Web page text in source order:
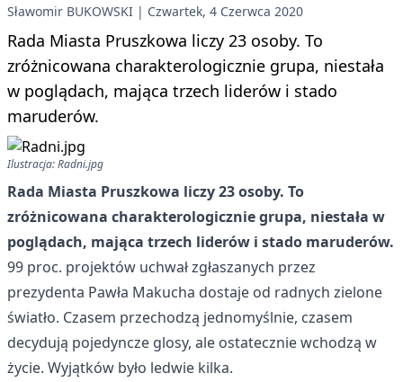
Sławomir BUKOWSKI Czwartek, 4 Czerwca 2020
Rada Miasta Pruszkowa liczy 23 osoby. To
zróżnicowana charakterologicznie grupa, niestała
w poglądach, mająca trzech liderów i stado
maruderów.
Ilustracja: Radni.jpg
Rada Miasta Pruszkowa liczy 23 osoby. To
zróżnicowana charakterologicznie grupa, niestała w
poglądach, mająca trzech liderów i stado maruderów.
99 proc. projektów uchwał zgłaszanych przez
prezydenta Pawła Makucha dostaje od radnych zielone
światło. Czasem przechodzą jednomyślnie, czasem
decydują pojedyncze glosy, ale ostatecznie wchodzą w
życie. Wyjątków było ledwie kilka.